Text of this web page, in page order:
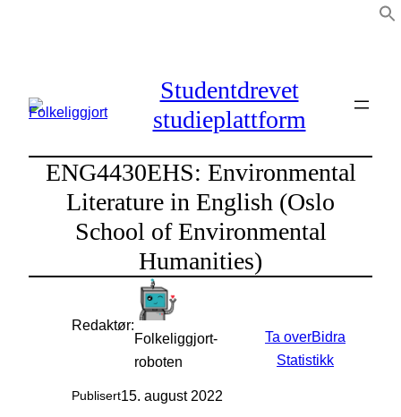
Studentdrevet
studieplattform
ENG4430EHS: Environmental
Literature in English (Oslo
School of Environmental
Humanities)
Redaktør:
Folkeliggjort-
roboten
Publisert15. august 2022
Ta overBidra
Statistikk